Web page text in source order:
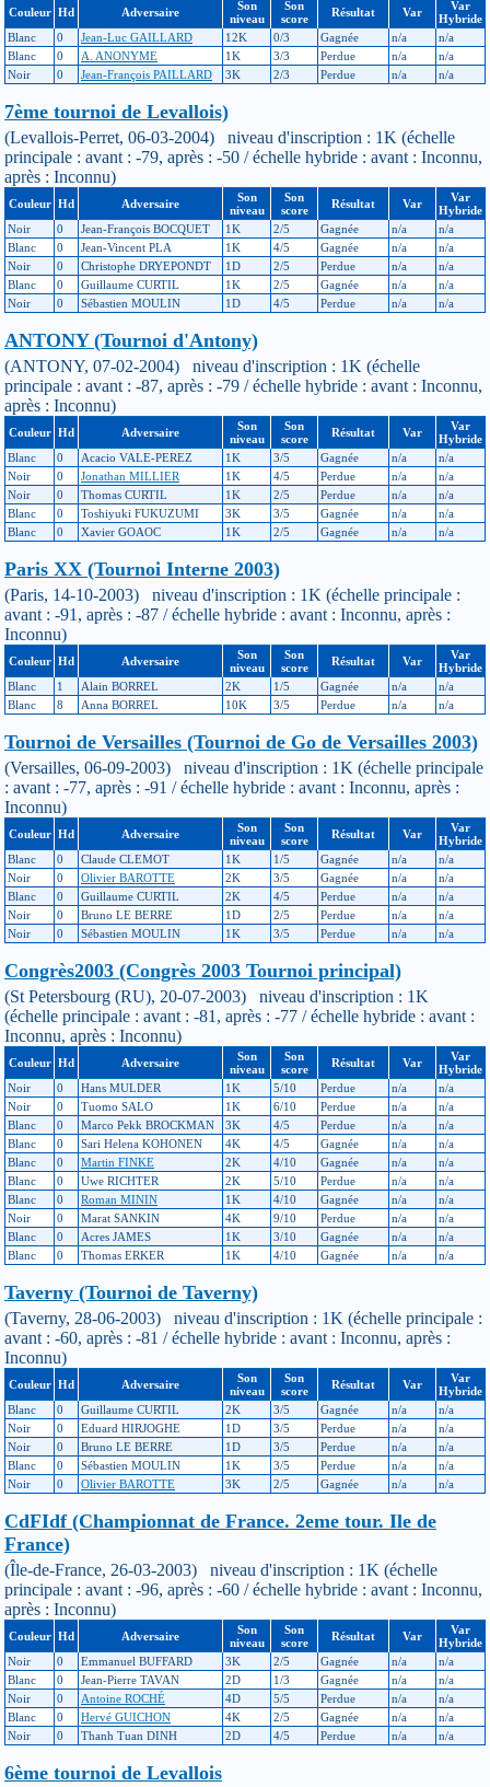
Couleur Hd Adversaire
Son
niveau
Son
score
Résultat Var
Var
Hybride
Blanc
0 Jean-Luc GAILLARD 12K 0/3 Gagnée n/a
n/a
Blanc
0 A. ANONYME 1K 3/3 Perdue n/a
n/a
Noir
0 Jean-François PAILLARD 3K 2/3 Perdue n/a n/a
7ème tournoi de Levallois)
(Levallois-Perret, 06-03-2004) niveau d'inscription : 1K (échelle
principale : avant : -79, après : -50 / échelle hybride : avant : Inconnu,
après : Inconnu)
Couleur Hd Adversaire
Son
niveau
Son
score
Résultat Var
Var
Hybride
Noir
0 Jean-François BOCQUET 1K 2/5 Gagnée n/a
n/a
Blanc
0 Jean-Vincent PLA 1K 4/5 Gagnée n/a
n/a
Noir
0 Christophe DRYEPONDT 1D 2/5 Perdue n/a
n/a
Blanc
0 Guillaume CURTIL 1K 2/5 Gagnée n/a
n/a
Noir
0 Sébastien MOULIN 1D 4/5 Perdue n/a n/a
ANTONY (Tournoi d'Antony)
(ANTONY, 07-02-2004) niveau d'inscription : 1K (échelle
principale : avant : -87, après : -79 / échelle hybride : avant : Inconnu,
après : Inconnu)
Couleur Hd Adversaire
Son
niveau
Son
score
Résultat Var
Var
Hybride
Blanc
0 Acacio VALE-PEREZ 1K 3/5 Gagnée n/a
n/a
Noir
0 Jonathan MILLIER 1K 4/5 Perdue n/a
n/a
Noir
0 Thomas CURTIL 1K 2/5 Perdue n/a
n/a
Blanc
0 Toshiyuki FUKUZUMI 3K 3/5 Gagnée n/a
n/a
Blanc
0 Xavier GOAOC 1K 2/5 Gagnée n/a n/a
Paris XX (Tournoi Interne 2003)
(Paris, 14-10-2003) niveau d'inscription : 1K (échelle principale :
avant : -91, après : -87 / échelle hybride : avant : Inconnu, après :
Inconnu)
Couleur Hd Adversaire
Son
niveau
Son
score
Résultat Var
Var
Hybride
Blanc
1 Alain BORREL 2K 1/5 Gagnée n/a
n/a
Blanc
8 Anna BORREL 10K 3/5 Perdue n/a n/a
Tournoi de Versailles (Tournoi de Go de Versailles 2003)
(Versailles, 06-09-2003) niveau d'inscription : 1K (échelle principale
: avant : -77, après : -91 / échelle hybride : avant : Inconnu, après :
Inconnu)
Couleur Hd Adversaire
Son
niveau
Son
score
Résultat Var
Var
Hybride
Blanc
0 Claude CLEMOT 1K 1/5 Gagnée n/a
n/a
Noir
0 Olivier BAROTTE 2K 3/5 Gagnée n/a
n/a
Blanc
0 Guillaume CURTIL 2K 4/5 Perdue n/a
n/a
Noir
0 Bruno LE BERRE 1D 2/5 Perdue n/a
n/a
Noir
0 Sébastien MOULIN 1K 3/5 Perdue n/a n/a
Congrès2003 (Congrès 2003 Tournoi principal)
(St Petersbourg (RU), 20-07-2003) niveau d'inscription : 1K
(échelle principale : avant : -81, après : -77 / échelle hybride : avant :
Inconnu, après : Inconnu)
Couleur Hd Adversaire
Son
niveau
Son
score
Résultat Var
Var
Hybride
Noir
0 Hans MULDER 1K 5/10 Perdue n/a
n/a
Noir
0 Tuomo SALO 1K 6/10 Perdue n/a
n/a
Blanc
0 Marco Pekk BROCKMAN 3K 4/5 Perdue n/a
n/a
Blanc
0 Sari Helena KOHONEN 4K 4/5 Gagnée n/a
n/a
Blanc
0 Martin FINKE 2K 4/10 Gagnée n/a
n/a
Blanc
0 Uwe RICHTER 2K 5/10 Perdue n/a
n/a
Blanc
0 Roman MININ 1K 4/10 Gagnée n/a
n/a
Noir
0 Marat SANKIN 4K 9/10 Perdue n/a
n/a
Blanc
0 Acres JAMES 1K 3/10 Gagnée n/a
n/a
Blanc
0 Thomas ERKER 1K 4/10 Gagnée n/a n/a
Taverny (Tournoi de Taverny)
(Taverny, 28-06-2003) niveau d'inscription : 1K (échelle principale :
avant : -60, après : -81 / échelle hybride : avant : Inconnu, après :
Inconnu)
Couleur Hd Adversaire
Son
niveau
Son
score
Résultat Var
Var
Hybride
Blanc
0 Guillaume CURTIL 2K 3/5 Gagnée n/a
n/a
Noir
0 Eduard HIRJOGHE 1D 3/5 Perdue n/a
n/a
Noir
0 Bruno LE BERRE 1D 3/5 Perdue n/a
n/a
Blanc
0 Sébastien MOULIN 1K 3/5 Perdue n/a
n/a
Noir
0 Olivier BAROTTE 3K 2/5 Gagnée n/a n/a
CdFIdf (Championnat de France. 2eme tour. Ile de
France)
(Île-de-France, 26-03-2003) niveau d'inscription : 1K (échelle
principale : avant : -96, après : -60 / échelle hybride : avant : Inconnu,
après : Inconnu)
Couleur Hd Adversaire
Son
niveau
Son
score
Résultat Var
Var
Hybride
Noir
0 Emmanuel BUFFARD 3K 2/5 Gagnée n/a
n/a
Blanc
0 Jean-Pierre TAVAN 2D 1/3 Gagnée n/a
n/a
Noir
0 Antoine ROCHÉ 4D 5/5 Perdue n/a
n/a
Blanc
0 Hervé GUICHON 4K 2/5 Gagnée n/a
n/a
Noir
0 Thanh Tuan DINH 2D 4/5 Perdue n/a n/a
6ème tournoi de Levallois